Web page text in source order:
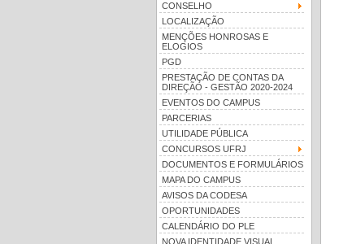
CONSELHO
LOCALIZAÇÃO
MENÇÕES HONROSAS E
ELOGIOS
PGD
PRESTAÇÃO DE CONTAS DA
DIREÇÃO - GESTÃO 2020-2024
EVENTOS DO CAMPUS
PARCERIAS
UTILIDADE PÚBLICA
CONCURSOS UFRJ
DOCUMENTOS E FORMULÁRIOS
MAPA DO CAMPUS
AVISOS DA CODESA
OPORTUNIDADES
CALENDÁRIO DO PLE
NOVA IDENTIDADE VISUAL
UFRJ 100 anos